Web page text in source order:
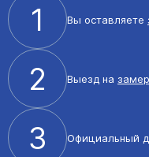
1 Вы оставляете
2 Выезд на замер
3 Официальный